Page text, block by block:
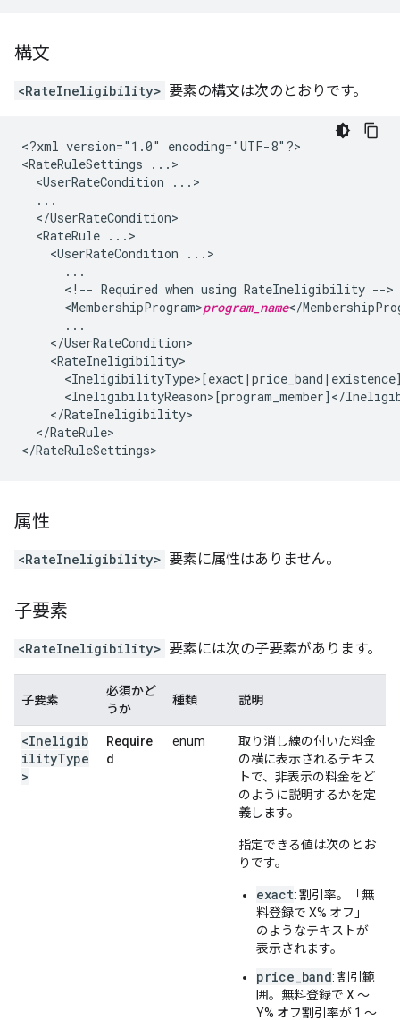
構文
<RateIneligibility> 要素の構文は次のとおりです。
<?xml version="1.0"
encoding="UTF-8"?>
<RateRuleSettings
<UserRateCondition
<RateRule
<UserRateCondition
<!-- Required when using RateIneligibility
<MembershipProgram>program_name
</RateRule>
属性
<RateIneligibility> 要素に属性はありません。
子要素
<RateIneligibility> 要素には次の子要素があります。
子要素
必須かど
うか
種類 説明
<Ineligib
ilityType
>
Require
d
enum
取り消し線の付いた料金
の横に表示されるテキス
トで、非表示の料金をど
のように説明するかを定
義します。
指定できる値は次のとお
りです。
exact: 割引率。「無
料登録で X% オフ」
のようなテキストが
表示されます。
price_band: 割引範
囲。無料登録で X ～
Y% オフ割引率が 1 ～